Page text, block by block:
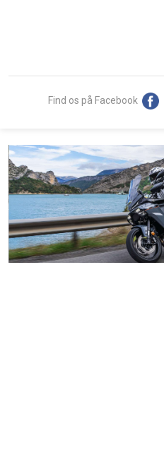
Find os på Facebook